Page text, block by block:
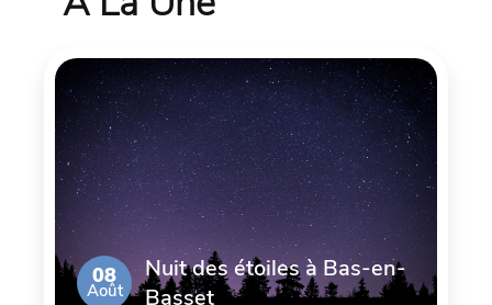
08
Août
Nuit des étoiles à Bas-en-
Basset